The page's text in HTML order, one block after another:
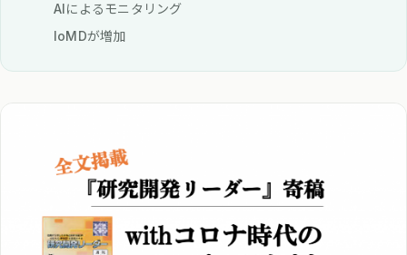
AIによるモニタリング
IoMDが増加